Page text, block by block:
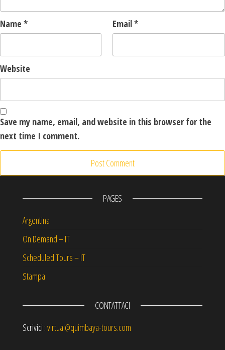
Name * Email*
Website
Save my name, email, and website in this browser for the
next time I comment.
PAGES
Argentina
On Demand – IT
Scheduled Tours – IT
Stampa
CONTATTACI
Scrivici :virtual@quimbaya-tours.com